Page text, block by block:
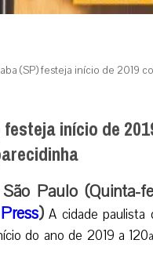
(SP) festeja início de 2019
início de
Paulo (Quinta-
)A cidade paulista
do ano de 2019 a